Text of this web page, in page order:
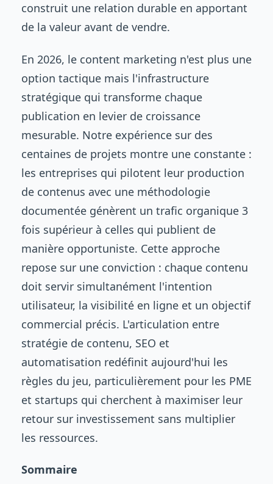
construit une relation durable en apportant
de la valeur avant de vendre.
En 2026, le content marketing n'est plus une
option tactique mais l'infrastructure
stratégique qui transforme chaque
publication en levier de croissance
mesurable. Notre expérience sur des
centaines de projets montre une constante :
les entreprises qui pilotent leur production
de contenus avec une méthodologie
documentée génèrent un trafic organique 3
fois supérieur à celles qui publient de
manière opportuniste. Cette approche
repose sur une conviction : chaque contenu
doit servir simultanément l'intention
utilisateur, la visibilité en ligne et un objectif
commercial précis. L'articulation entre
stratégie de contenu, SEO et
automatisation redéfinit aujourd'hui les
règles du jeu, particulièrement pour les PME
et startups qui cherchent à maximiser leur
retour sur investissement sans multiplier
les ressources.
Sommaire